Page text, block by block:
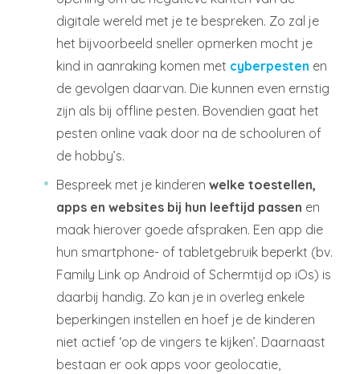
digitale wereld met je te bespreken. Zo zal je
het bijvoorbeeld sneller opmerken mocht je
kind in aanraking komen met cyberpesten en
de gevolgen daarvan. Die kunnen even ernstig
zijn als bij offline pesten. Bovendien gaat het
pesten online vaak door na de schooluren of
de hobby’s.
Bespreek met je kinderen welke toestellen,
apps en websites bij hun leeftijd passen en
maak hierover goede afspraken. Een app die
hun smartphone- of tabletgebruik beperkt (bv.
Family Link op Android of Schermtijd op iOs) is
daarbij handig. Zo kan je in overleg enkele
beperkingen instellen en hoef je de kinderen
niet actief ‘op de vingers te kijken’. Daarnaast
bestaan er ook apps voor geolocatie,